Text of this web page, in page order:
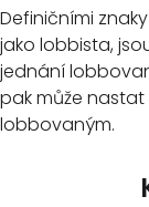
Definičními
jako lobbista,
jednání
pak může
lobbovaným.